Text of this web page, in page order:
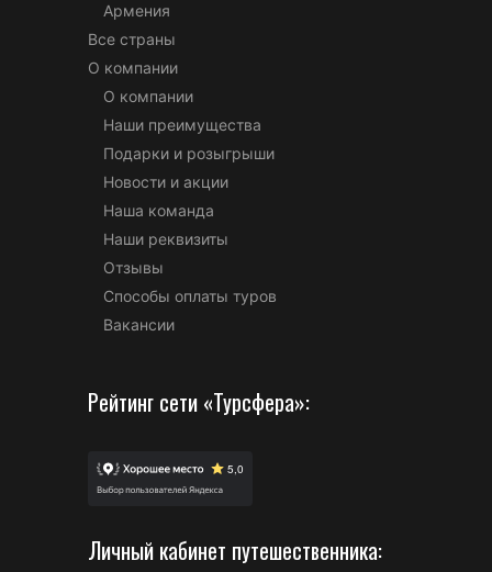
Армения
Все страны
О компании
О компании
Наши преимущества
Подарки и розыгрыши
Новости и акции
Наша команда
Наши реквизиты
Отзывы
Способы оплаты туров
Вакансии
Рейтинг сети «Турсфера»:
Личный кабинет путешественника: